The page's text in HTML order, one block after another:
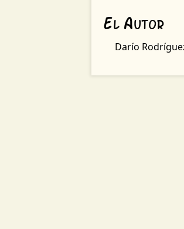
El Autor
Darío